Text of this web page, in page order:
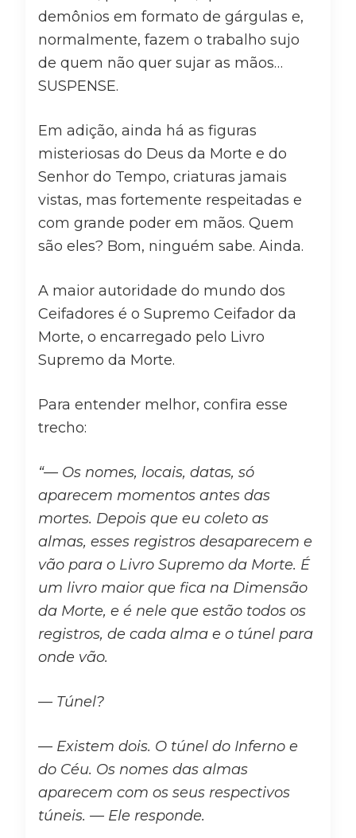
demônios em formato de gárgulas e,
normalmente, fazem o trabalho sujo
de quem não quer sujar as mãos…
SUSPENSE.
Em adição, ainda há as figuras
misteriosas do Deus da Morte e do
Senhor do Tempo, criaturas jamais
vistas, mas fortemente respeitadas e
com grande poder em mãos. Quem
são eles? Bom, ninguém sabe. Ainda.
A maior autoridade do mundo dos
Ceifadores é o Supremo Ceifador da
Morte, o encarregado pelo Livro
Supremo da Morte.
Para entender melhor, confira esse
trecho:
“— Os nomes, locais, datas, só
aparecem momentos antes das
mortes. Depois que eu coleto as
almas, esses registros desaparecem e
vão para o Livro Supremo da Morte. É
um livro maior que fica na Dimensão
da Morte, e é nele que estão todos os
registros, de cada alma e o túnel para
onde vão.
— Túnel?
— Existem dois. O túnel do Inferno e
do Céu. Os nomes das almas
aparecem com os seus respectivos
túneis. — Ele responde.